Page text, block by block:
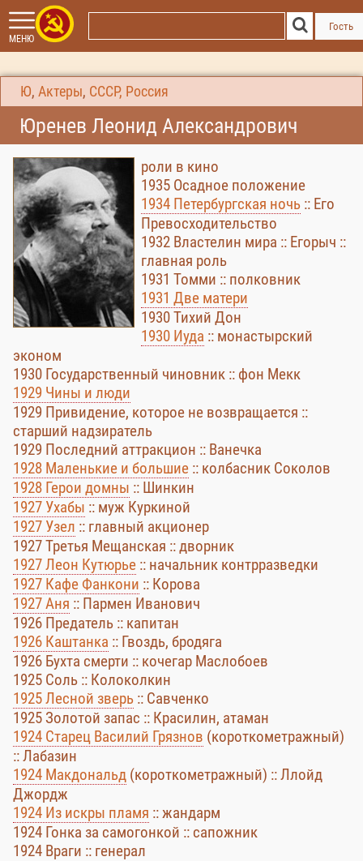
МЕНЮ
Гость
Ю, Актеры, СССР, Россия
Юренев Леонид Александрович
роли в кино
1935 Осадное положение
1934 Петербургская ночь :: Его
Превосходительство
1932 Властелин мира :: Егорыч ::
главная роль
1931 Томми :: полковник
1931 Две матери
1930 Тихий Дон
1930 Иуда :: монастырский
эконом
1930 Государственный чиновник :: фон Мекк
1929 Чины и люди
1929 Привидение, которое не возвращается ::
старший надзиратель
1929 Последний аттракцион :: Ванечка
1928 Маленькие и большие :: колбасник Соколов
1928 Герои домны :: Шинкин
1927 Ухабы :: муж Куркиной
1927 Узел :: главный акционер
1927 Третья Мещанская :: дворник
1927 Леон Кутюрье :: начальник контрразведки
1927 Кафе Фанкони :: Корова
1927 Аня :: Пармен Иванович
1926 Предатель :: капитан
1926 Каштанка :: Гвоздь, бродяга
1926 Бухта смерти :: кочегар Маслобоев
1925 Соль :: Колоколкин
1925 Лесной зверь :: Савченко
1925 Золотой запас :: Красилин, атаман
1924 Старец Василий Грязнов (короткометражный)
:: Лабазин
1924 Макдональд (короткометражный) :: Ллойд
Джордж
1924 Из искры пламя :: жандарм
1924 Гонка за самогонкой :: сапожник
1924 Враги :: генерал